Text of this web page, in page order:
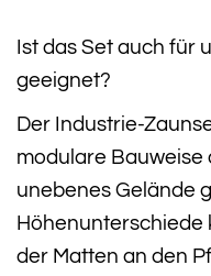
Ist das Set auch für
geeignet?
Der Industrie-
modulare
unebenes Gelände
Höhenunterschiede
der Matten an den